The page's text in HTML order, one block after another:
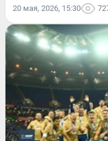
20 мая, 2026, 15:30